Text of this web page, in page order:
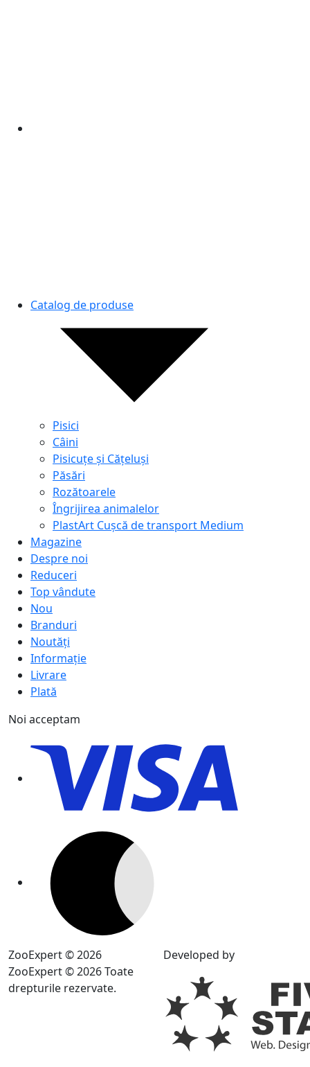
Catalog de produse
Pisici
Câini
Pisicuțe și Cățeluși
Păsări
Rozătoarele
Îngrijirea animalelor
PlastArt Cușcă de transport Medium
Magazine
Despre noi
Reduceri
Top vândute
Nou
Branduri
Noutăți
Informație
Livrare
Plată
Noi acceptam
ZooExpert © 2026
ZooExpert © 2026 Toate
drepturile rezervate.
Developed by